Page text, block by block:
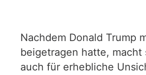
Nachdem Donald Trump
beigetragen hatte,
auch für erhebliche